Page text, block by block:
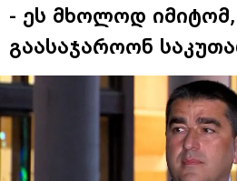
- ეს მხოლოდ
გაასაჯაროონ